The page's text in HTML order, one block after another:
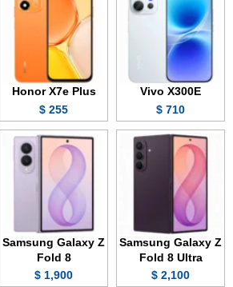
Vivo X300E
710 $
Honor X7e Plus
255 $
Samsung Galaxy Z
Fold 8 Ultra
2,100 $
Samsung Galaxy Z
Fold 8
1,900 $